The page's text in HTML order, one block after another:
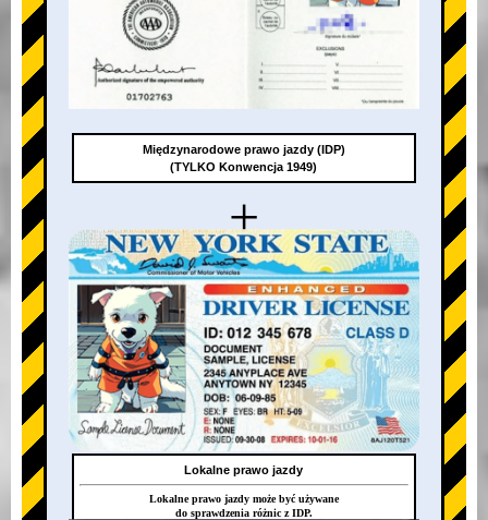
+
Międzynarodowe prawo jazdy (IDP)
(TYLKO Konwencja 1949)
Lokalne prawo jazdy
Lokalne prawo jazdy może być używane
do sprawdzenia różnic z IDP.